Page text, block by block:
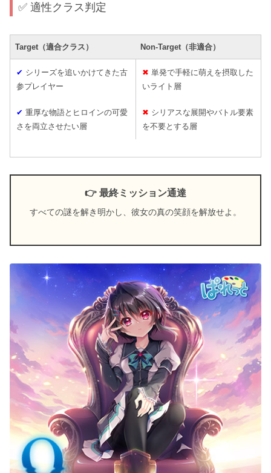
✅ 適性クラス判定
Target（適合クラス） Non-Target（非適合）
✔ シリーズを追いかけてきた古
参プレイヤー
✖ 単発で手軽に萌えを摂取した
いライト層
✔ 重厚な物語とヒロインの可愛
さを両立させたい層
✖ シリアスな展開やバトル要素
を不要とする層
👉 最終ミッション通達
すべての謎を解き明かし、彼女の真の笑顔を解放せよ。